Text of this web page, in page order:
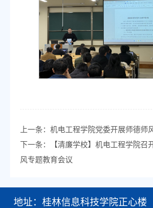
上一条： 机电工程学院党委开展师德师
下一条：
【清廉学校】机电工程学院召
风专题教育会议
地址：桂林信息科技学院正心